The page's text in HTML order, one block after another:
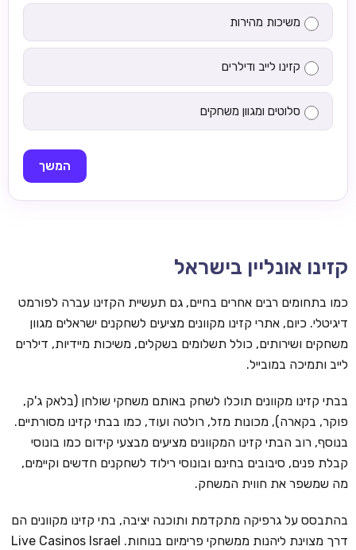
משיכות מהירות
קזינו לייב ודילרים
סלוטים ומגוון משחקים
המשך
קזינו אונליין בישראל
כמו בתחומים רבים אחרים בחיים, גם תעשיית הקזינו עברה לפורמט
דיגיטלי. כיום, אתרי קזינו מקוונים מציעים לשחקנים ישראלים מגוון
משחקים ושירותים, כולל תשלומים בשקלים, משיכות מיידיות, דילרים
לייב ותמיכה במובייל.
בבתי קזינו מקוונים תוכלו לשחק באותם משחקי שולחן (בלאק ג'ק,
פוקר, בקארה), מכונות מזל, רולטה ועוד, כמו בבתי קזינו מסורתיים.
בנוסף, רוב הבתי קזינו המקוונים מציעים מבצעי קידום כמו בונוסי
קבלת פנים, סיבובים בחינם ובונוסי רילוד לשחקנים חדשים וקיימים,
מה שמשפר את חווית המשחק.
בהתבסס על גרפיקה מתקדמת ותוכנה יציבה, בתי קזינו מקוונים הם
דרך מצוינת ליהנות ממשחקי פרימיום בנוחות. Live Casinos Israel